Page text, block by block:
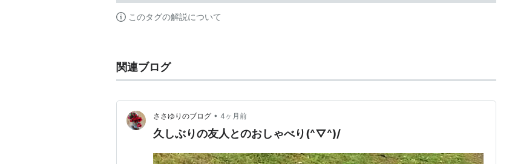
このタグの解説について
関連ブログ
ささゆりのブログ • 4ヶ月前
久しぶりの友人とのおしゃべり(^▽^)/